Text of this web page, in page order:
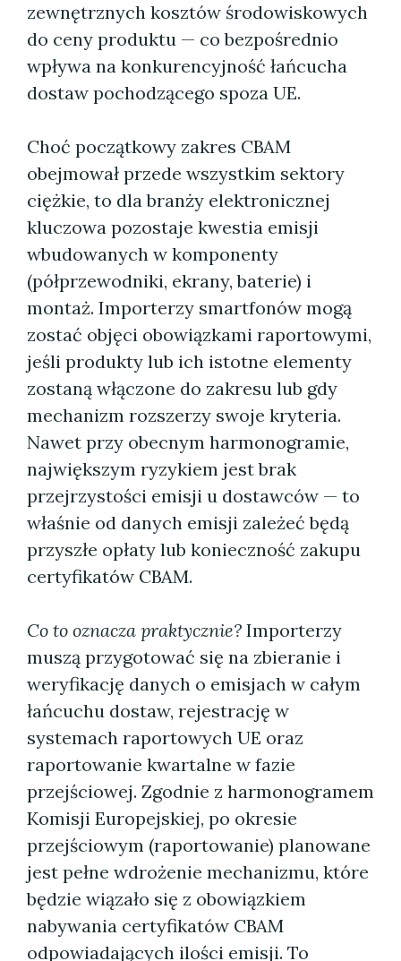
zewnętrznych kosztów środowiskowych
do ceny produktu — co bezpośrednio
wpływa na konkurencyjność łańcucha
dostaw pochodzącego spoza UE.
Choć początkowy zakres CBAM
obejmował przede wszystkim sektory
ciężkie, to dla branży elektronicznej
kluczowa pozostaje kwestia emisji
wbudowanych w komponenty
(półprzewodniki, ekrany, baterie) i
montaż. Importerzy smartfonów mogą
zostać objęci obowiązkami raportowymi,
jeśli produkty lub ich istotne elementy
zostaną włączone do zakresu lub gdy
mechanizm rozszerzy swoje kryteria.
Nawet przy obecnym harmonogramie,
największym ryzykiem jest brak
przejrzystości emisji u dostawców — to
właśnie od danych emisji zależeć będą
przyszłe opłaty lub konieczność zakupu
certyfikatów CBAM.
Co to oznacza praktycznie? Importerzy
muszą przygotować się na zbieranie i
weryfikację danych o emisjach w całym
łańcuchu dostaw, rejestrację w
systemach raportowych UE oraz
raportowanie kwartalne w fazie
przejściowej. Zgodnie z harmonogramem
Komisji Europejskiej, po okresie
przejściowym (raportowanie) planowane
jest pełne wdrożenie mechanizmu, które
będzie wiązało się z obowiązkiem
nabywania certyfikatów CBAM
odpowiadających ilości emisji. To